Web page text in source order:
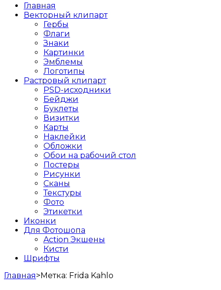
Главная
Векторный клипарт
Гербы
Флаги
Знаки
Картинки
Эмблемы
Логотипы
Растровый клипарт
PSD-исходники
Бейджи
Буклеты
Визитки
Карты
Наклейки
Обложки
Обои на рабочий стол
Постеры
Рисунки
Сканы
Текстуры
Фото
Этикетки
Иконки
Для Фотошопа
Action Экшены
Кисти
Шрифты
Главная>Метка: Frida Kahlo